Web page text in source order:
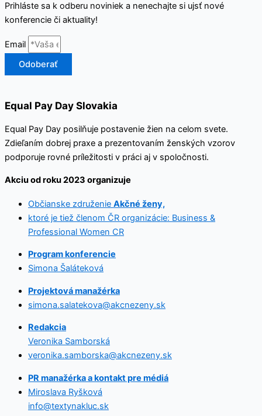
Prihláste sa k odberu noviniek a nenechajte si ujsť nové
konferencie či aktuality!
Email
Odoberať
Equal Pay Day Slovakia
Equal Pay Day posilňuje postavenie žien na celom svete.
Zdieľaním dobrej praxe a prezentovaním ženských vzorov
podporuje rovné príležitosti v práci aj v spoločnosti.
Akciu od roku 2023 organizuje
Občianske združenie Akčné ženy,
ktoré je tiež členom ČR organizácie: Business &
Professional Women CR
Program konferencie
Simona Šaláteková
Projektová manažérka
simona.salatekova@akcnezeny.sk
Redakcia
Veronika Samborská
veronika.samborska@akcnezeny.sk
PR manažérka a kontakt pre médiá
Miroslava Ryšková
info@textynakluc.sk